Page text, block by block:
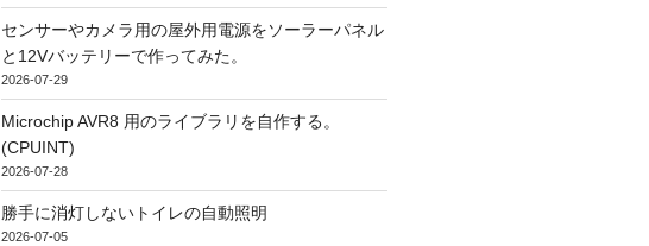
センサーやカメラ用の屋外用電源をソーラーパネル
と12Vバッテリーで作ってみた。
2026-07-29
Microchip AVR8 用のライブラリを自作する。
(CPUINT)
2026-07-28
勝手に消灯しないトイレの自動照明
2026-07-05